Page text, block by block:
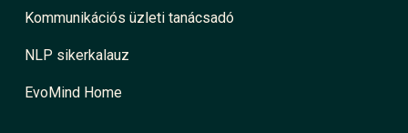
Kommunikációs üzleti tanácsadó
NLP sikerkalauz
EvoMind Home